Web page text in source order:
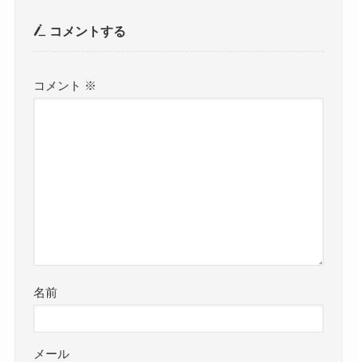
コメントする
コメント ※
名前
メール